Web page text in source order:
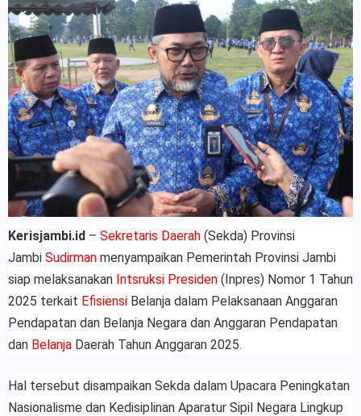
Kerisjambi.id – Sekretaris Daerah (Sekda) Provinsi
Jambi Sudirman menyampaikan Pemerintah Provinsi Jambi
siap melaksanakan Intsruksi Presiden (Inpres) Nomor 1 Tahun
2025 terkait Efisiensi Belanja dalam Pelaksanaan Anggaran
Pendapatan dan Belanja Negara dan Anggaran Pendapatan
dan Belanja Daerah Tahun Anggaran 2025.
Hal tersebut disampaikan Sekda dalam Upacara Peningkatan
Nasionalisme dan Kedisiplinan Aparatur Sipil Negara Lingkup